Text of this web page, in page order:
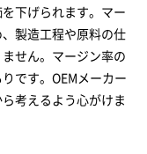
下げられます。マー
製造工程や原料の仕
せん。マージン率の
です。OEMメーカー
考えるよう心がけま